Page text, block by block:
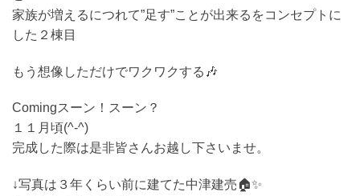
家族が増えるにつれて”足す”ことが出来るをコンセプトに
した２棟目
もう想像しただけでワクワクする🎶
Comingスーン！スーン？
１１月頃(^-^)
完成した際は是非皆さんお越し下さいませ。
↓写真は３年くらい前に建てた中津建売🏠✨